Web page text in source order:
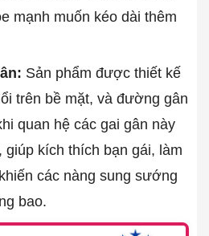
mạnh muốn kéo dài thêm
Sản phẩm được thiết kế
trên bề mặt, và đường gân
quan hệ các gai gân này
giúp kích thích bạn gái, làm
các nàng sung sướng
bao.